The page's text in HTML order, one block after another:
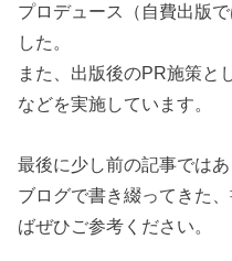
プロデュース（自費出版
した。
また、出版後のPR施策と
などを実施しています。
最後に少し前の記事では
ブログで書き綴ってきた
ばぜひご参考ください。